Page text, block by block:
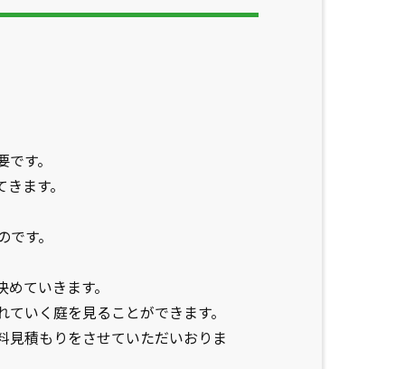
す。
ます。
す。
ていきます。
いく庭を見ることができます。
積もりをさせていただいおりま